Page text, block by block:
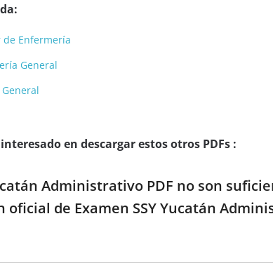
de Enfermería
General
en descargar estos otros PDFs :
Administrativo PDF no son
de Examen SSY Yucatán